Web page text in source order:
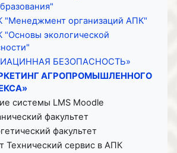
"Менеджмент организаций АПК"
"Основы экологической
БЕЗОПАСНОСТЬ»
АГРОПРОМЫШЛЕННОГО
системы LMS Moodle
факультет
факультет
Технический сервис в АПК